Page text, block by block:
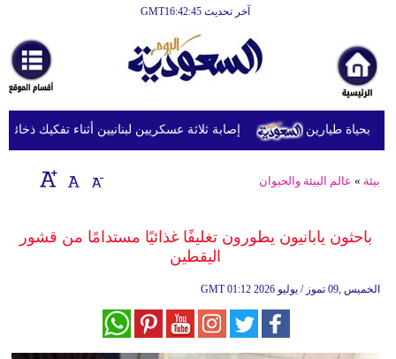
آخر تحديث GMT16:42:45
أخبارعاجلة
رياضة
ثقافة
إقتصاد
وموسيقى
إصابة ثلاثة عسكريين لبنانيين أثناء تفكيك ذخائر في طيارين
بيئة » عالم البيئة والحيوان
باحثون يابانيون يطورون تغليفًا غذائيًا مستدامًا من قشور
اليقطين
GMT 01:12 2026 الخميس ,09 تموز / يوليو